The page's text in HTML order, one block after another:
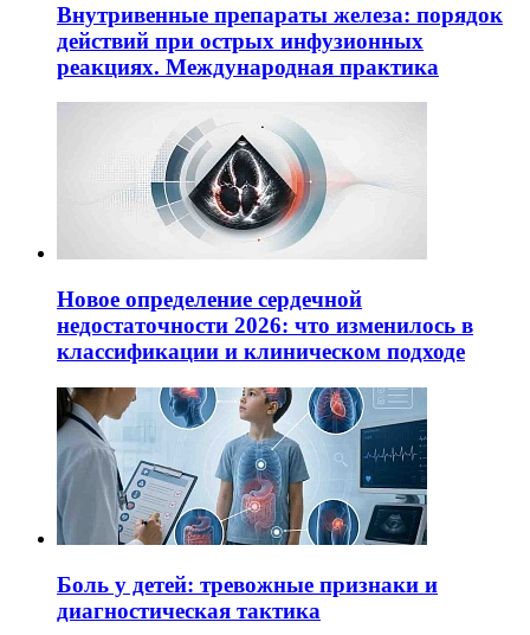
Внутривенные препараты железа: порядок
действий при острых инфузионных
реакциях. Международная практика
Новое определение сердечной
недостаточности 2026: что изменилось в
классификации и клиническом подходе
Боль у детей: тревожные признаки и
диагностическая тактика